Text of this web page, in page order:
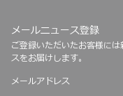
メールニュース登録
ご登録いただいたお客様に
スをお届けします。